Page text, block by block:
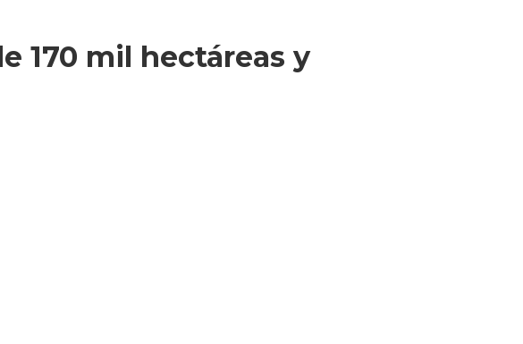
170 mil hectáreas y